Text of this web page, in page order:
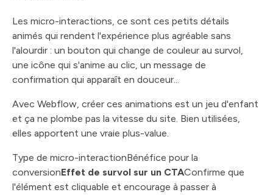
Les micro-interactions, ce sont ces petits détails
animés qui rendent l'expérience plus agréable sans
l'alourdir : un bouton qui change de couleur au survol,
une icône qui s'anime au clic, un message de
confirmation qui apparaît en douceur...
Avec Webflow, créer ces animations est un jeu d'enfant
et ça ne plombe pas la vitesse du site. Bien utilisées,
elles apportent une vraie plus-value.
Type de micro-interactionBénéfice pour la
conversionEffet de survol sur un CTAConfirme que
l'élément est cliquable et encourage à passer à